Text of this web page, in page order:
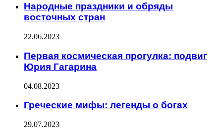
Народные праздники и обряды
восточных стран
22.06.2023
Первая космическая прогулка: подвиг
Юрия Гагарина
04.08.2023
Греческие мифы: легенды о богах
29.07.2023